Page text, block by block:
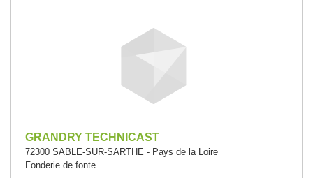
GRANDRY TECHNICAST
72300 SABLE-SUR-SARTHE - Pays de la Loire
Fonderie de fonte